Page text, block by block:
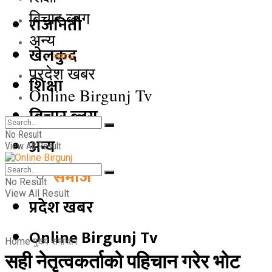
राजनिती
खेलकुद
शिक्षा
बिचार ब्लग
अन्य
समाज
प्रदेश खबर
Online Birgunj Tv
बिचार ब्लग
अन्य
समाज
प्रदेश खबर
Online Birgunj Tv
No Result
View All Result
No Result
View All Result
Home मुख्य समाचार
सही नेतृत्वकर्ताको पहिचान गरेर भोट